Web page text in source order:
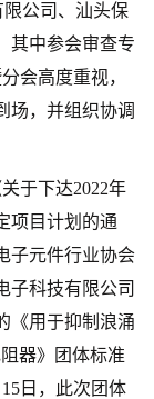
公司、汕头保
其中参会审查专
会高度重视，
场，并组织协调
于下达2022年
项目计划的通
子元件行业协会
子科技有限公司
《用于抑制浪涌
器》团体标准
日 ，此次团体